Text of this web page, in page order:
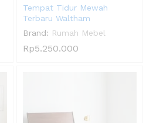
Tempat Tidur Mewah
Terbaru Waltham
Brand: Rumah Mebel
Rp5.250.000